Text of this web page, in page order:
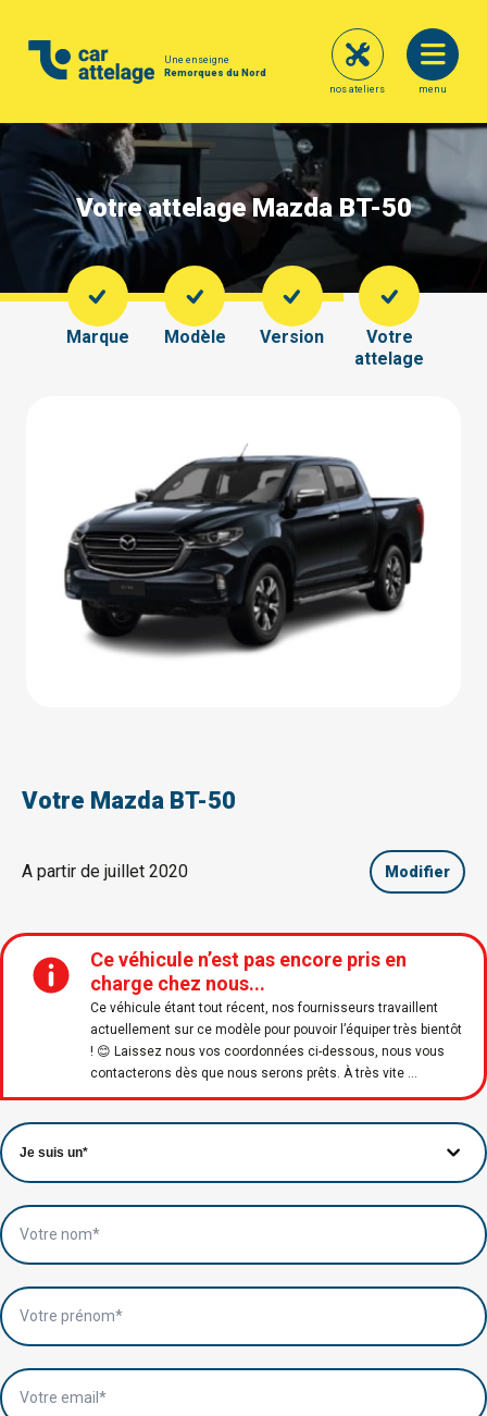
Une enseigne
Remorques du Nord
menu
nos ateliers
Votre attelage Mazda BT-50
Marque Modèle Version
Votre
attelage
Votre Mazda BT-50
A partir de juillet 2020 Modifier
Ce véhicule n’est pas encore pris en
charge chez nous...
Ce véhicule étant tout récent, nos fournisseurs travaillent
actuellement sur ce modèle pour pouvoir l’équiper très bientôt
! 😊 Laissez nous vos coordonnées ci-dessous, nous vous
contacterons dès que nous serons prêts. À très vite ...
Votre nom*
Votre prénom*
Votre email*